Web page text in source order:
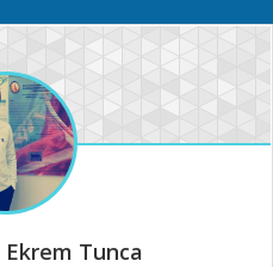
Mobil
Ekrem Tunca